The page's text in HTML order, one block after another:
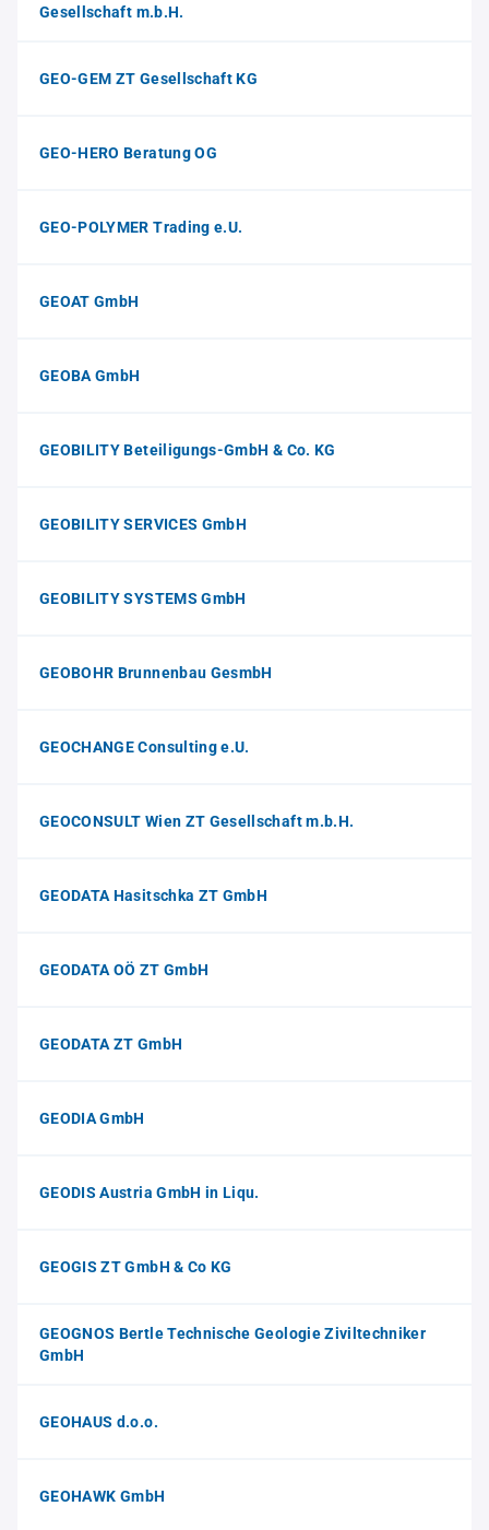
Gesellschaft m.b.H.
GEO-GEM ZT Gesellschaft KG
GEO-HERO Beratung OG
GEO-POLYMER Trading e.U.
GEOAT GmbH
GEOBA GmbH
GEOBILITY Beteiligungs-GmbH & Co. KG
GEOBILITY SERVICES GmbH
GEOBILITY SYSTEMS GmbH
GEOBOHR Brunnenbau GesmbH
GEOCHANGE Consulting e.U.
GEOCONSULT Wien ZT Gesellschaft m.b.H.
GEODATA Hasitschka ZT GmbH
GEODATA OÖ ZT GmbH
GEODATA ZT GmbH
GEODIA GmbH
GEODIS Austria GmbH in Liqu.
GEOGIS ZT GmbH & Co KG
GEOGNOS Bertle Technische Geologie Ziviltechniker
GmbH
GEOHAUS d.o.o.
GEOHAWK GmbH